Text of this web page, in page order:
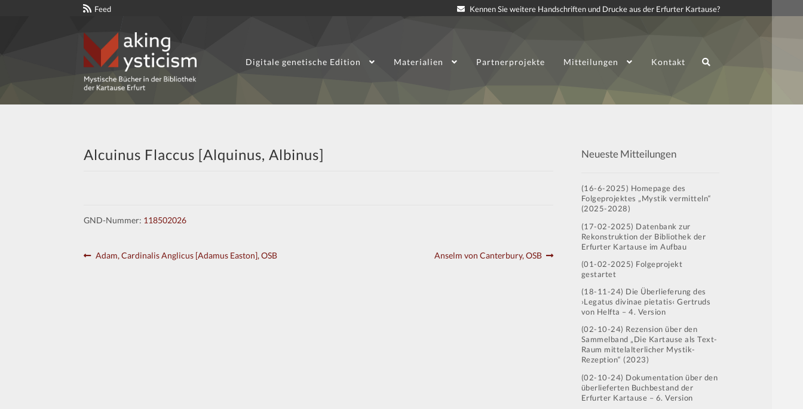
Feed Kennen Sie weitere Handschriften und Drucke aus der Erfurter Kartause?
Zur
Navigation
springen
Zum
Inhalt
springen
Digitale genetische Edition Materialien Partnerprojekte Mitteilungen Kontakt
Alcuinus Flaccus [Alquinus, Albinus]
GND-Nummer: 118502026
Beitragsnavigation
Vorheriger
Adam, Cardinalis Anglicus [Adamus Easton], OSB
Nächster
Anselm von Canterbury, OSB
Neueste Mitteilungen
(16-6-2025) Homepage des
Folgeprojektes „Mystik vermitteln“
(2025-2028)
(17-02-2025) Datenbank zur
Rekonstruktion der Bibliothek der
Erfurter Kartause im Aufbau
(01-02-2025) Folgeprojekt
gestartet
(18-11-24) Die Überlieferung des
›Legatus divinae pietatis‹ Gertruds
von Helfta – 4. Version
(02-10-24) Rezension über den
Sammelband „Die Kartause als Text-
Raum mittelalterlicher Mystik-
Rezeption“ (2023)
(02-10-24) Dokumentation über den
überlieferten Buchbestand der
Erfurter Kartause – 6. Version